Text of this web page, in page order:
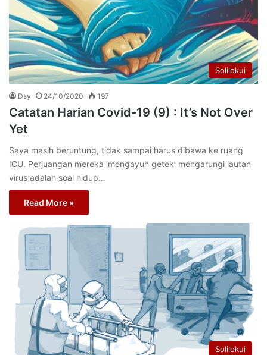
Solilokui
Dsy 24/10/2020 197
Catatan Harian Covid-19 (9) : It’s Not Over
Yet
Saya masih beruntung, tidak sampai harus dibawa ke ruang
ICU. Perjuangan mereka ‘mengayuh getek’ mengarungi lautan
virus adalah soal hidup…
Read More »
Solilokui